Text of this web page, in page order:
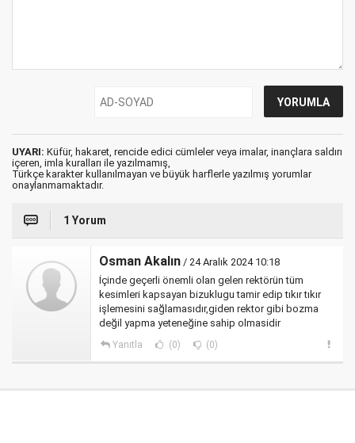
UYARI: Küfür, hakaret, rencide edici cümleler veya imalar, inançlara saldırı
içeren, imla kuralları ile yazılmamış,
Türkçe karakter kullanılmayan ve büyük harflerle yazılmış yorumlar
onaylanmamaktadır.
1 Yorum
Osman Akalın / 24 Aralık 2024 10:18
İçinde geçerli önemli olan gelen rektörün tüm
kesimleri kapsayan bizuklugu tamir edip tıkır tıkır
işlemesini sağlamasıdır,giden rektor gibi bozma
değil yapma yeteneğine sahip olmasidir
Yanıtla (0) (0)